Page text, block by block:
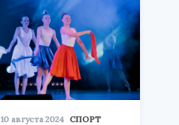
10 августа 2024 СПОРТ